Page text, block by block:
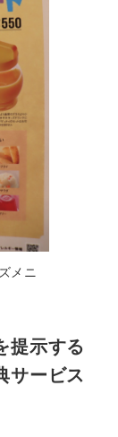
メニ
提示する
サービス